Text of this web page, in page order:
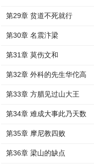
第29章 贫道不死就行
第30章 名震汴梁
第31章 莫伤文和
第32章 外科的先生华佗高
第33章 方腊见过山大王
第34章 难成大事此乃天数
第35章 摩尼教四败
第36章 梁山的缺点